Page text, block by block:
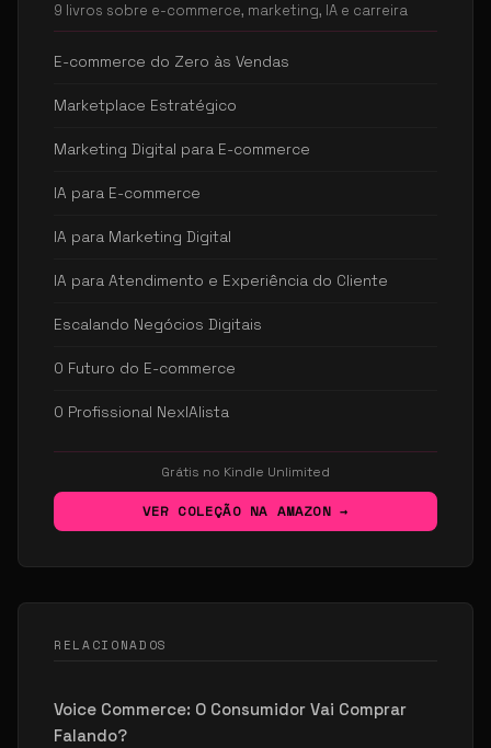
9 livros sobre e-commerce, marketing, IA e carreira
E-commerce do Zero às Vendas
Marketplace Estratégico
Marketing Digital para E-commerce
IA para E-commerce
IA para Marketing Digital
IA para Atendimento e Experiência do Cliente
Escalando Negócios Digitais
O Futuro do E-commerce
O Profissional NexIAlista
Grátis no Kindle Unlimited
VER COLEÇÃO NA AMAZON →
RELACIONADOS
Voice Commerce: O Consumidor Vai Comprar
Falando?